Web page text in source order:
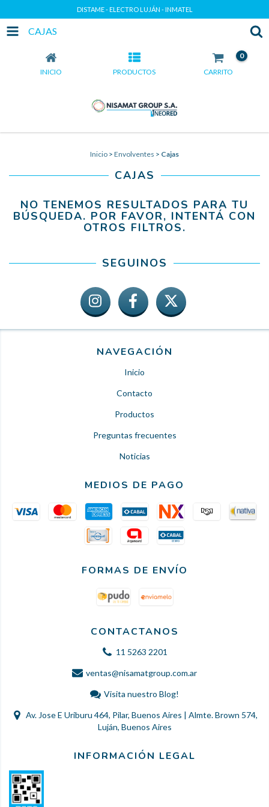
DISTAME - ELECTRO LUJÁN - INMATEL
CAJAS
INICIO PRODUCTOS CARRITO
0
Inicio > Envolventes > Cajas
CAJAS
NO TENEMOS RESULTADOS PARA TU
BÚSQUEDA. POR FAVOR, INTENTÁ CON
OTROS FILTROS.
SEGUINOS
NAVEGACIÓN
Inicio
Contacto
Productos
Preguntas frecuentes
Noticias
MEDIOS DE PAGO
FORMAS DE ENVÍO
CONTACTANOS
11 5263 2201
ventas@nisamatgroup.com.ar
Visita nuestro Blog!
Av. Jose E Uriburu 464, Pilar, Buenos Aires | Almte. Brown 574,
Luján, Buenos Aires
INFORMACIÓN LEGAL